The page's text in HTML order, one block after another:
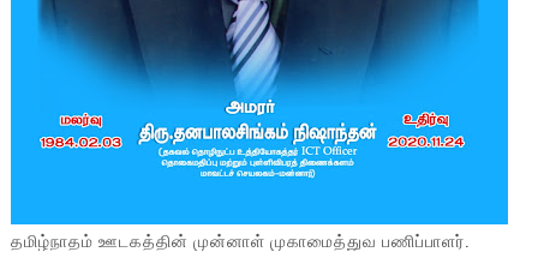
தமிழ்நாதம் ஊடகத்தின் முன்னாள் முகாமைத்துவ பணிப்பாளர்.